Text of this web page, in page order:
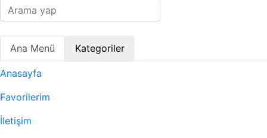
Ana Menü Kategoriler
Anasayfa
Favorilerim
İletişim